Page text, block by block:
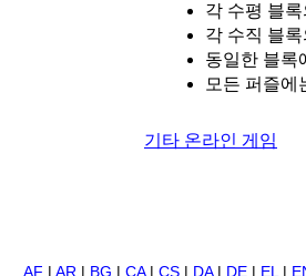
각 수평 블
각 수직 블
동일한 블록
모든 퍼즐에
기타 온라인 게임
AF AR BG CA| CS DA| DE EL